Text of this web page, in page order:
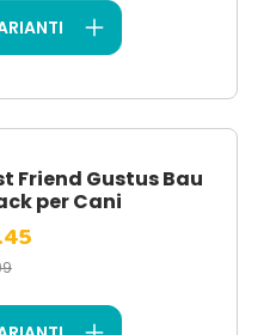
Friend Gustus Bau
per Cani